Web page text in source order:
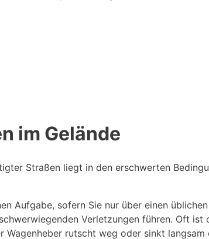
im Gelände
Straßen liegt in den erschwerten
Aufgabe, sofern Sie nur über einen üblichen
Verletzungen führen. Oft ist
rutscht weg oder sinkt langsam